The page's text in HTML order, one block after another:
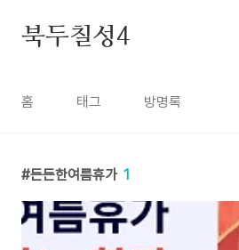
북두칠성4
홈 태그 방명록
든든한여름휴가 1